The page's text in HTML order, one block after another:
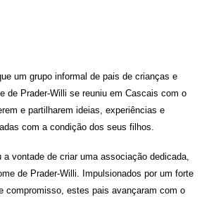
um grupo informal de pais de crianças e
de Prader-Willi se reuniu em Cascais com o
e partilharem ideias, experiências e
com a condição dos seus filhos.
a vontade de criar uma associação dedicada,
de Prader-Willi. Impulsionados por um forte
compromisso, estes pais avançaram com o